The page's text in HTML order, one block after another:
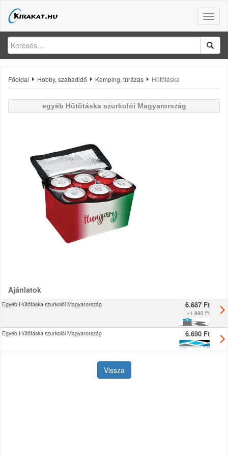
Toggle
Főoldal Hobby, szabadidő Kemping, túrázás Hűtőtáska
egyéb Hűtőtáska szurkolói Magyarország
Ajánlatok
Egyéb Hűtőtáska szurkolói Magyarország 6.687 Ft
+1.990 Ft
Egyéb Hűtőtáska szurkolói Magyarország 6.690 Ft
Vissza